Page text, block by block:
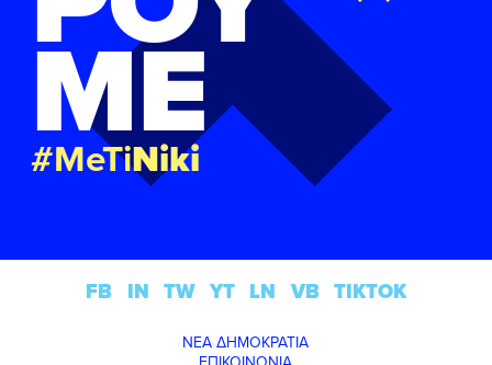
ΜΕ
#MeTiNiki
ΝΕΑ ΔΗΜΟΚΡΑΤΙΑ
FB IN TW YT LN VB TIKTOK